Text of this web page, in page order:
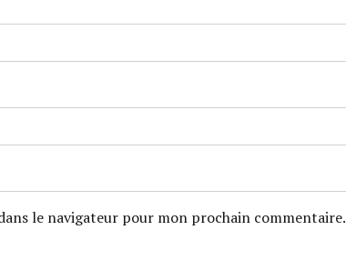
le navigateur pour mon prochain commentaire.